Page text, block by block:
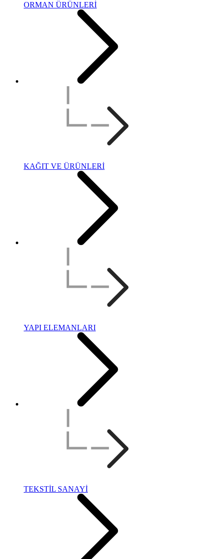
ORMAN ÜRÜNLERİ
KAĞIT VE ÜRÜNLERİ
YAPI ELEMANLARI
TEKSTİL SANAYİ